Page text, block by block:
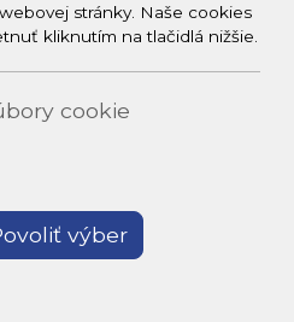
stránky. Naše cookies
kliknutím na tlačidlá nižšie.
cookie
výber
majster.sk
s.r.o., Všetky práva